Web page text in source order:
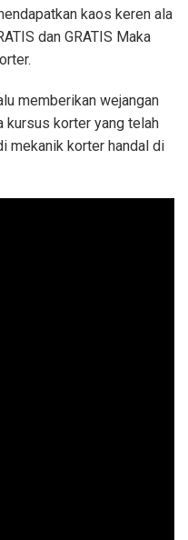
kaos keren ala
dan GRATIS Maka
memberikan wejangan
kursus korter yang telah
mekanik korter handal di